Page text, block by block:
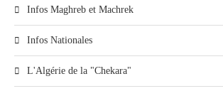
Infos Maghreb et Machrek
Infos Nationales
L'Algérie de la "Chekara"